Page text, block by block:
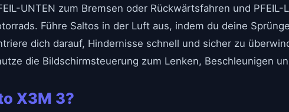
UNTEN zum Bremsen oder Rückwärtsfahren und PFEIL-
Führe Saltos in der Luft aus, indem du deine
dich darauf, Hindernisse schnell und sicher zu
die Bildschirmsteuerung zum Lenken, Beschleunigen
X3M 3?